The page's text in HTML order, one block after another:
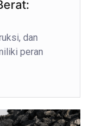
dan
peran